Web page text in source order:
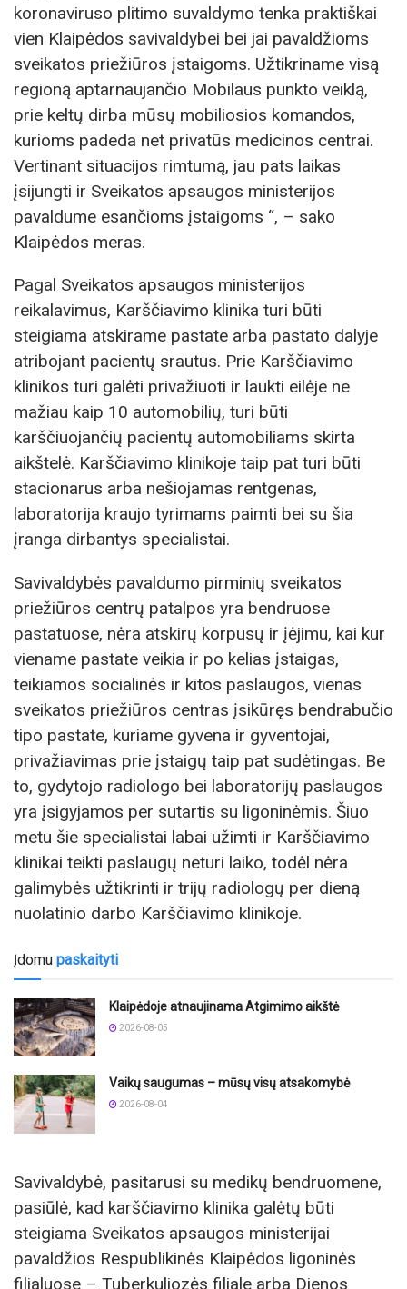
koronaviruso plitimo suvaldymo tenka praktiškai
vien Klaipėdos savivaldybei bei jai pavaldžioms
sveikatos priežiūros įstaigoms. Užtikriname visą
regioną aptarnaujančio Mobilaus punkto veiklą,
prie keltų dirba mūsų mobiliosios komandos,
kurioms padeda net privatūs medicinos centrai.
Vertinant situacijos rimtumą, jau pats laikas
įsijungti ir Sveikatos apsaugos ministerijos
pavaldume esančioms įstaigoms “, – sako
Klaipėdos meras.
Pagal Sveikatos apsaugos ministerijos
reikalavimus, Karščiavimo klinika turi būti
steigiama atskirame pastate arba pastato dalyje
atribojant pacientų srautus. Prie Karščiavimo
klinikos turi galėti privažiuoti ir laukti eilėje ne
mažiau kaip 10 automobilių, turi būti
karščiuojančių pacientų automobiliams skirta
aikštelė. Karščiavimo klinikoje taip pat turi būti
stacionarus arba nešiojamas rentgenas,
laboratorija kraujo tyrimams paimti bei su šia
įranga dirbantys specialistai.
Savivaldybės pavaldumo pirminių sveikatos
priežiūros centrų patalpos yra bendruose
pastatuose, nėra atskirų korpusų ir įėjimu, kai kur
viename pastate veikia ir po kelias įstaigas,
teikiamos socialinės ir kitos paslaugos, vienas
sveikatos priežiūros centras įsikūręs bendrabučio
tipo pastate, kuriame gyvena ir gyventojai,
privažiavimas prie įstaigų taip pat sudėtingas. Be
to, gydytojo radiologo bei laboratorijų paslaugos
yra įsigyjamos per sutartis su ligoninėmis. Šiuo
metu šie specialistai labai užimti ir Karščiavimo
klinikai teikti paslaugų neturi laiko, todėl nėra
galimybės užtikrinti ir trijų radiologų per dieną
nuolatinio darbo Karščiavimo klinikoje.
Įdomu paskaityti
Klaipėdoje atnaujinama Atgimimo aikštė
2026-08-05
Vaikų saugumas – mūsų visų atsakomybė
2026-08-04
Savivaldybė, pasitarusi su medikų bendruomene,
pasiūlė, kad karščiavimo klinika galėtų būti
steigiama Sveikatos apsaugos ministerijai
pavaldžios Respublikinės Klaipėdos ligoninės
filialuose – Tuberkuliozės filiale arba Dienos